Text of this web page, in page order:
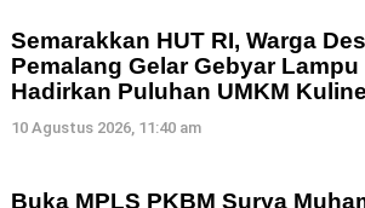
Semarakkan HUT RI, Warga
Pemalang Gelar Gebyar
Hadirkan Puluhan UMKM
10 Agustus 2026, 11:40 am
Buka MPLS PKBM Surya